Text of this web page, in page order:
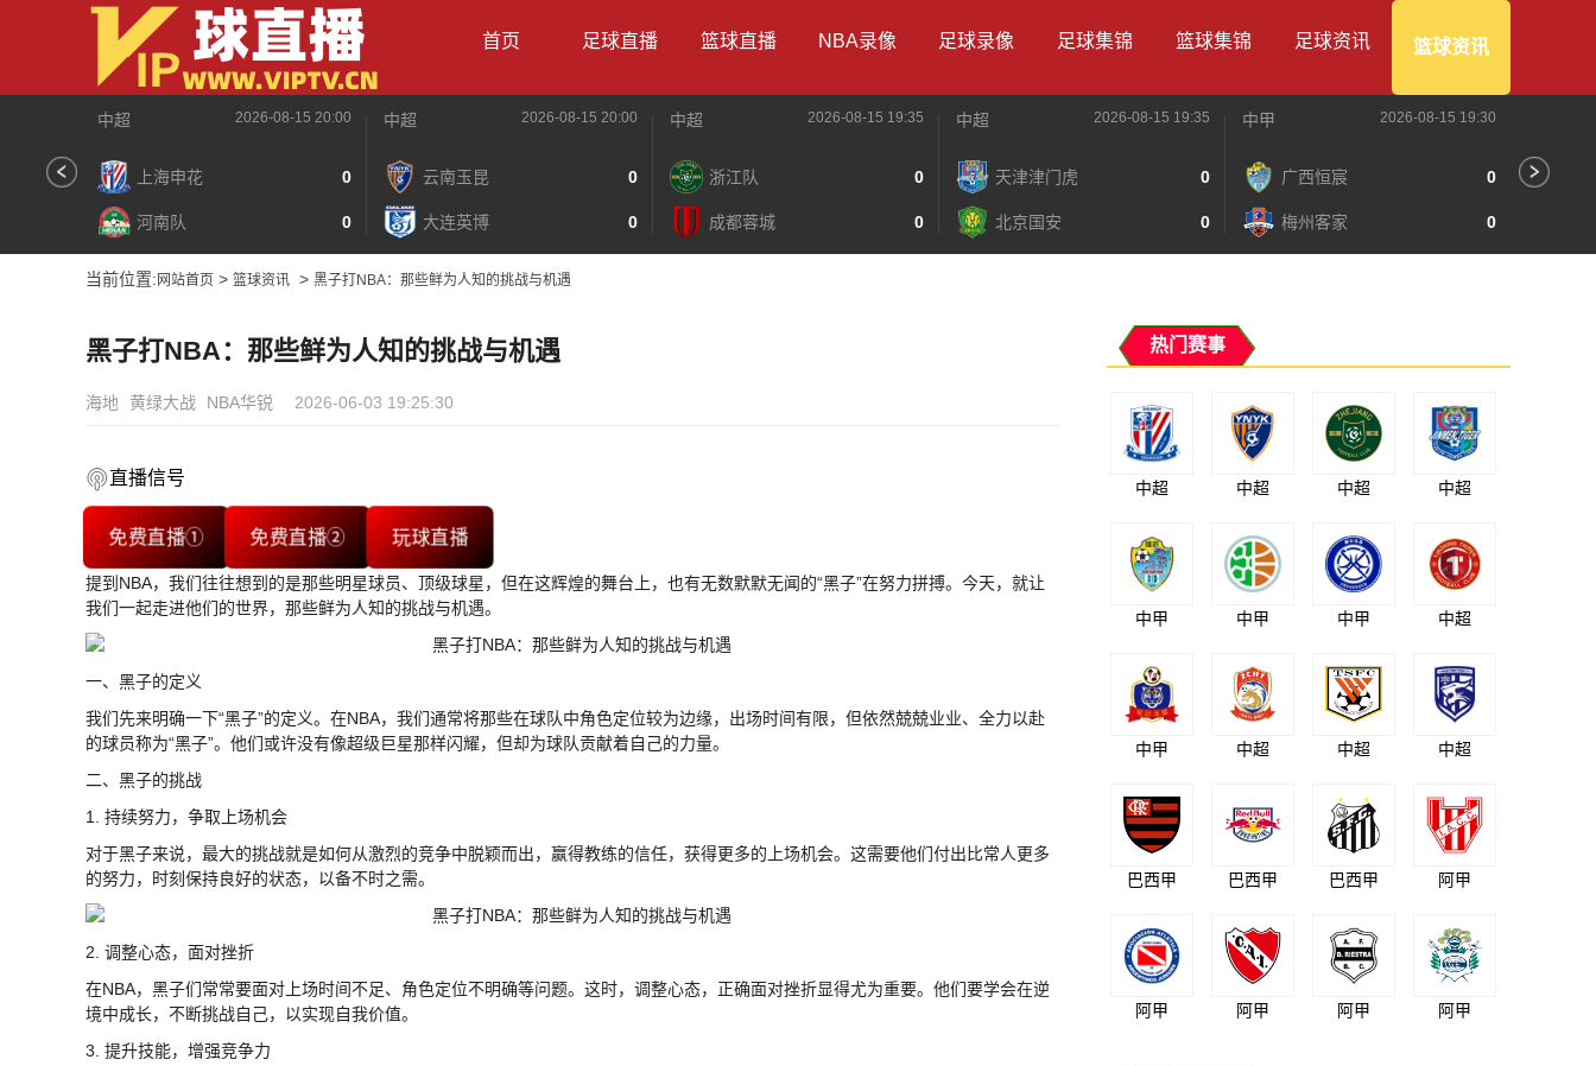
首页 足球直播 篮球直播 NBA录像 足球录像 足球集锦 篮球集锦 足球资讯 篮球资讯
中超 2026-08-15 20:00
上海申花 0
河南队 0
中超 2026-08-15 20:00
云南玉昆 0
大连英博 0
中超 2026-08-15 19:35
浙江队 0
成都蓉城 0
中超 2026-08-15 19:35
天津津门虎 0
北京国安 0
中甲 2026-08-15 19:30
广西恒宸 0
梅州客家 0
当前位置: 网站首页 > 篮球资讯 > 黑子打NBA：那些鲜为人知的挑战与机遇
黑子打NBA：那些鲜为人知的挑战与机遇
海地 黄绿大战 NBA华锐 2026-06-03 19:25:30
直播信号
免费直播① 免费直播② 玩球直播
提到NBA，我们往往想到的是那些明星球员、顶级球星，但在这辉煌的舞台上，也有无数默默无闻的“黑子”在努力拼搏。今天，就让
我们一起走进他们的世界，那些鲜为人知的挑战与机遇。
一、黑子的定义
我们先来明确一下“黑子”的定义。在NBA，我们通常将那些在球队中角色定位较为边缘，出场时间有限，但依然兢兢业业、全力以赴
的球员称为“黑子”。他们或许没有像超级巨星那样闪耀，但却为球队贡献着自己的力量。
二、黑子的挑战
1. 持续努力，争取上场机会
对于黑子来说，最大的挑战就是如何从激烈的竞争中脱颖而出，赢得教练的信任，获得更多的上场机会。这需要他们付出比常人更多
的努力，时刻保持良好的状态，以备不时之需。
2. 调整心态，面对挫折
在NBA，黑子们常常要面对上场时间不足、角色定位不明确等问题。这时，调整心态，正确面对挫折显得尤为重要。他们要学会在逆
境中成长，不断挑战自己，以实现自我价值。
3. 提升技能，增强竞争力
热门赛事
中超 中超 中超 中超
中甲 中甲 中甲 中超
中甲 中超 中超 中超
巴西甲 巴西甲 巴西甲 阿甲
阿甲 阿甲 阿甲 阿甲